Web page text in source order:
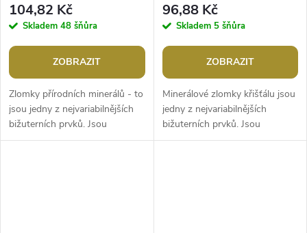
104,82 Kč
Skladem 48 šňůra
ZOBRAZIT
Zlomky přírodních minerálů - to
jsou jedny z nejvariabilnějších
bižuterních prvků. Jsou
zajímavé kresbou kamene a
96,88 Kč
Skladem 5 šňůra
ZOBRAZIT
Minerálové zlomky křišťálu jsou
jedny z nejvariabilnějších
bižuterních prvků. Jsou
půvabné svým průsvitem. Tyto